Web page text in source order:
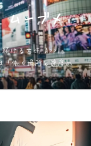
ムーブメ
続ける方法 Apple
「働く場所と速度の